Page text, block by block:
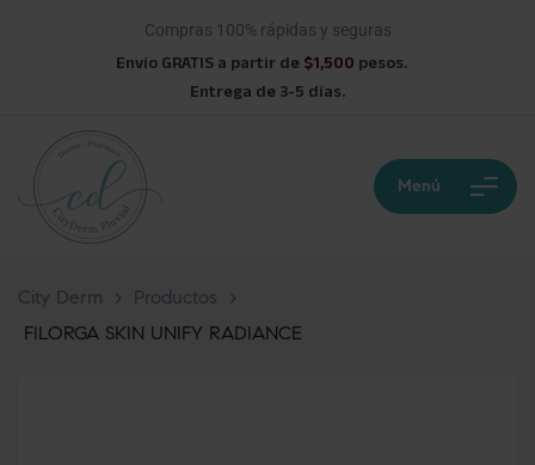
Compras 100% rápidas y seguras
Envío GRATIS a partir de $1,500 pesos.
Entrega de 3-5 días.
Menú
City Derm > Productos
>
FILORGA SKIN UNIFY RADIANCE